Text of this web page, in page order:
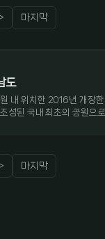
마지막
도
내 위치한 2016년 개장
성된 국내 최초의 공원으
한 대형 텐트는 모두 설치
(정자, 평상)이 있다. 한편, 파크 골프
마지막